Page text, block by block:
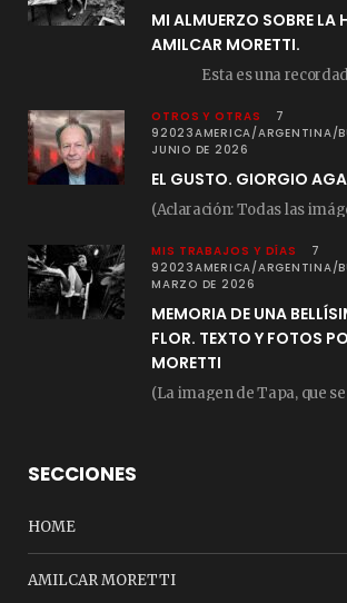
MI ALMUERZO SOBRE LA
AMILCAR MORETTI.
OTROS Y OTRAS
7
92023AMERICA/ARGENTINA/
JUNIO DE 2026
EL GUSTO. GIORGIO
MIS TRABAJOS Y DÍAS
7
92023AMERICA/ARGENTINA/
MARZO DE 2026
MEMORIA DE UNA
FLOR. TEXTO Y FOTOS
MORETTI
SECCIONES
HOME
AMILCAR MORETTI